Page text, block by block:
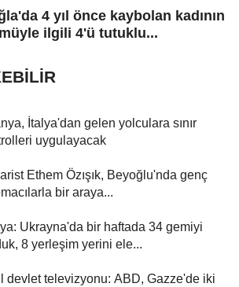
4 yıl önce kaybolan kadının
ilgili 4'ü tutuklu...
İtalya'dan gelen yolculara sınır
uygulayacak
Ethem Özışık, Beyoğlu'nda genç
bir araya...
Ukrayna'da bir haftada 34 gemiyi
8 yerleşim yerini ele...
devlet televizyonu: ABD, Gazze'de iki